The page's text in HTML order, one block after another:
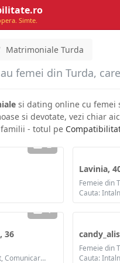
Simte.
Matrimoniale Turda
femei din Turda,
si dating online cu femei
si devotate, vezi chiar
- totul pe
2
Lavinia,
Femeie din
1
36
Cauta: Intalniri, Flirt, Comunicare / chat, Prietenie, Casatorie
Femeie din